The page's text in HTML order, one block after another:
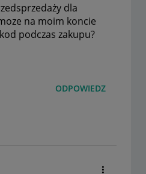
dla
na moim koncie
podczas zakupu?
ODPOWIEDZ